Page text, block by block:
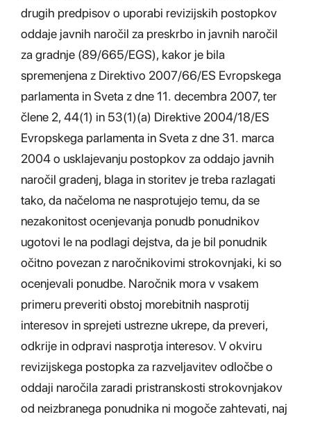
drugih predpisov o uporabi revizijskih postopkov
oddaje javnih naročil za preskrbo in javnih naročil
za gradnje (89/665/EGS), kakor je bila
spremenjena z Direktivo 2007/66/ES Evropskega
parlamenta in Sveta z dne 11. decembra 2007, ter
člene 2, 44(1) in 53(1)(a) Direktive 2004/18/ES
Evropskega parlamenta in Sveta z dne 31. marca
2004 o usklajevanju postopkov za oddajo javnih
naročil gradenj, blaga in storitev je treba razlagati
tako, da načeloma ne nasprotujejo temu, da se
nezakonitost ocenjevanja ponudb ponudnikov
ugotovi le na podlagi dejstva, da je bil ponudnik
očitno povezan z naročnikovimi strokovnjaki, ki so
ocenjevali ponudbe. Naročnik mora v vsakem
primeru preveriti obstoj morebitnih nasprotij
interesov in sprejeti ustrezne ukrepe, da preveri,
odkrije in odpravi nasprotja interesov. V okviru
revizijskega postopka za razveljavitev odločbe o
oddaji naročila zaradi pristranskosti strokovnjakov
od neizbranega ponudnika ni mogoče zahtevati, naj